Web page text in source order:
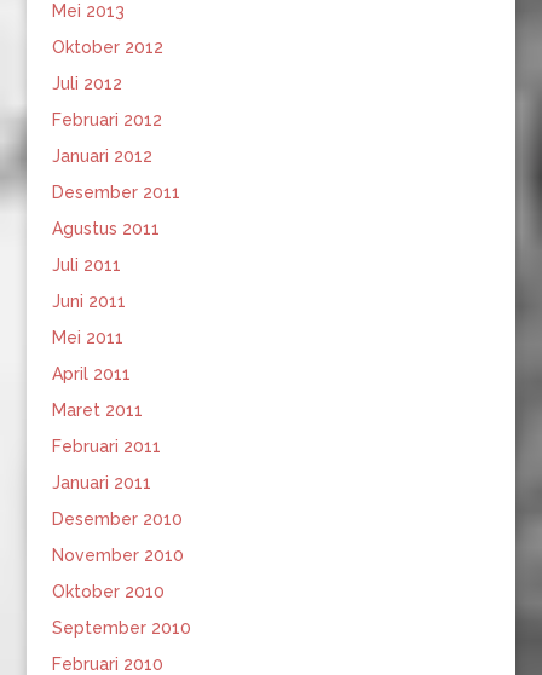
Mei 2013
Oktober 2012
Juli 2012
Februari 2012
Januari 2012
Desember 2011
Agustus 2011
Juli 2011
Juni 2011
Mei 2011
April 2011
Maret 2011
Februari 2011
Januari 2011
Desember 2010
November 2010
Oktober 2010
September 2010
Februari 2010